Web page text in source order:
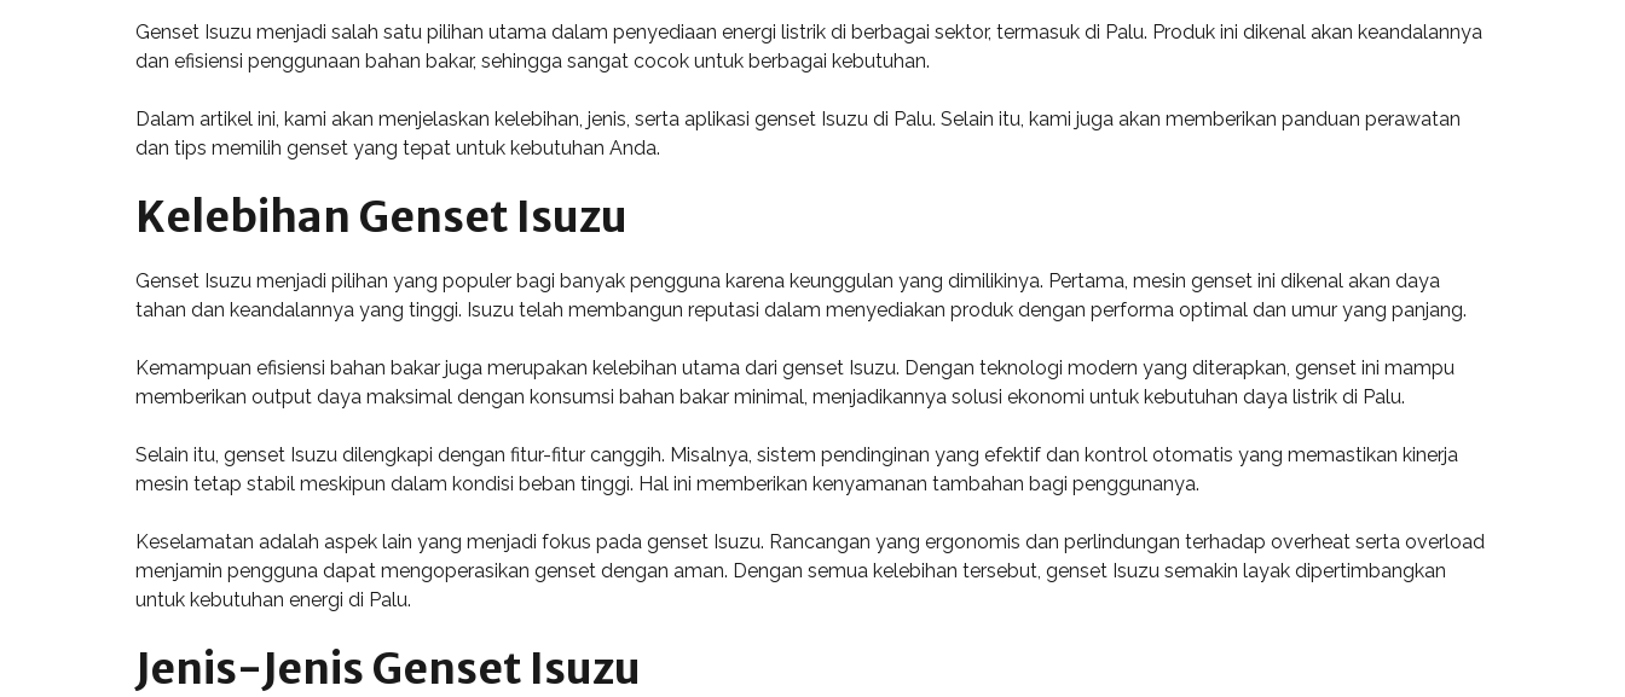
Genset Isuzu menjadi salah satu pilihan utama dalam penyediaan energi listrik di berbagai sektor, termasuk di Palu. Produk ini dikenal akan keandalannya
dan efisiensi penggunaan bahan bakar, sehingga sangat cocok untuk berbagai kebutuhan.
Dalam artikel ini, kami akan menjelaskan kelebihan, jenis, serta aplikasi genset Isuzu di Palu. Selain itu, kami juga akan memberikan panduan perawatan
dan tips memilih genset yang tepat untuk kebutuhan Anda.
Kelebihan Genset Isuzu
Genset Isuzu menjadi pilihan yang populer bagi banyak pengguna karena keunggulan yang dimilikinya. Pertama, mesin genset ini dikenal akan daya
tahan dan keandalannya yang tinggi. Isuzu telah membangun reputasi dalam menyediakan produk dengan performa optimal dan umur yang panjang.
Kemampuan efisiensi bahan bakar juga merupakan kelebihan utama dari genset Isuzu. Dengan teknologi modern yang diterapkan, genset ini mampu
memberikan output daya maksimal dengan konsumsi bahan bakar minimal, menjadikannya solusi ekonomi untuk kebutuhan daya listrik di Palu.
Selain itu, genset Isuzu dilengkapi dengan fitur-fitur canggih. Misalnya, sistem pendinginan yang efektif dan kontrol otomatis yang memastikan kinerja
mesin tetap stabil meskipun dalam kondisi beban tinggi. Hal ini memberikan kenyamanan tambahan bagi penggunanya.
Keselamatan adalah aspek lain yang menjadi fokus pada genset Isuzu. Rancangan yang ergonomis dan perlindungan terhadap overheat serta overload
menjamin pengguna dapat mengoperasikan genset dengan aman. Dengan semua kelebihan tersebut, genset Isuzu semakin layak dipertimbangkan
untuk kebutuhan energi di Palu.
Jenis-Jenis Genset Isuzu